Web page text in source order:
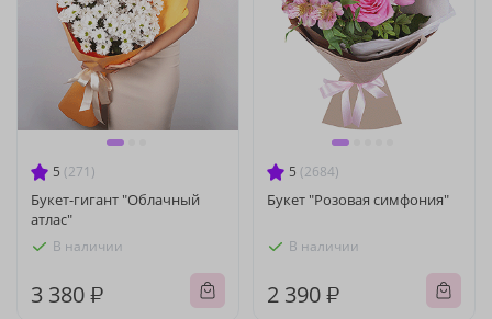
5 (271)
Букет-гигант "Облачный
атлас"
В наличии
3 380 ₽
5 (2684)
Букет "Розовая симфония"
В наличии
2 390 ₽